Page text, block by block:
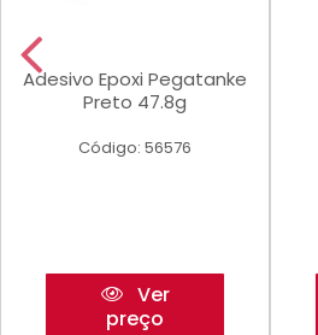
Adesivo Epoxi Pegatanke
Preto 47.8g
Código: 56576
Ver
preço